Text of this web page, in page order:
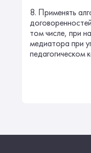
8. Применять
том числе, при
медиатора при
педагогическом